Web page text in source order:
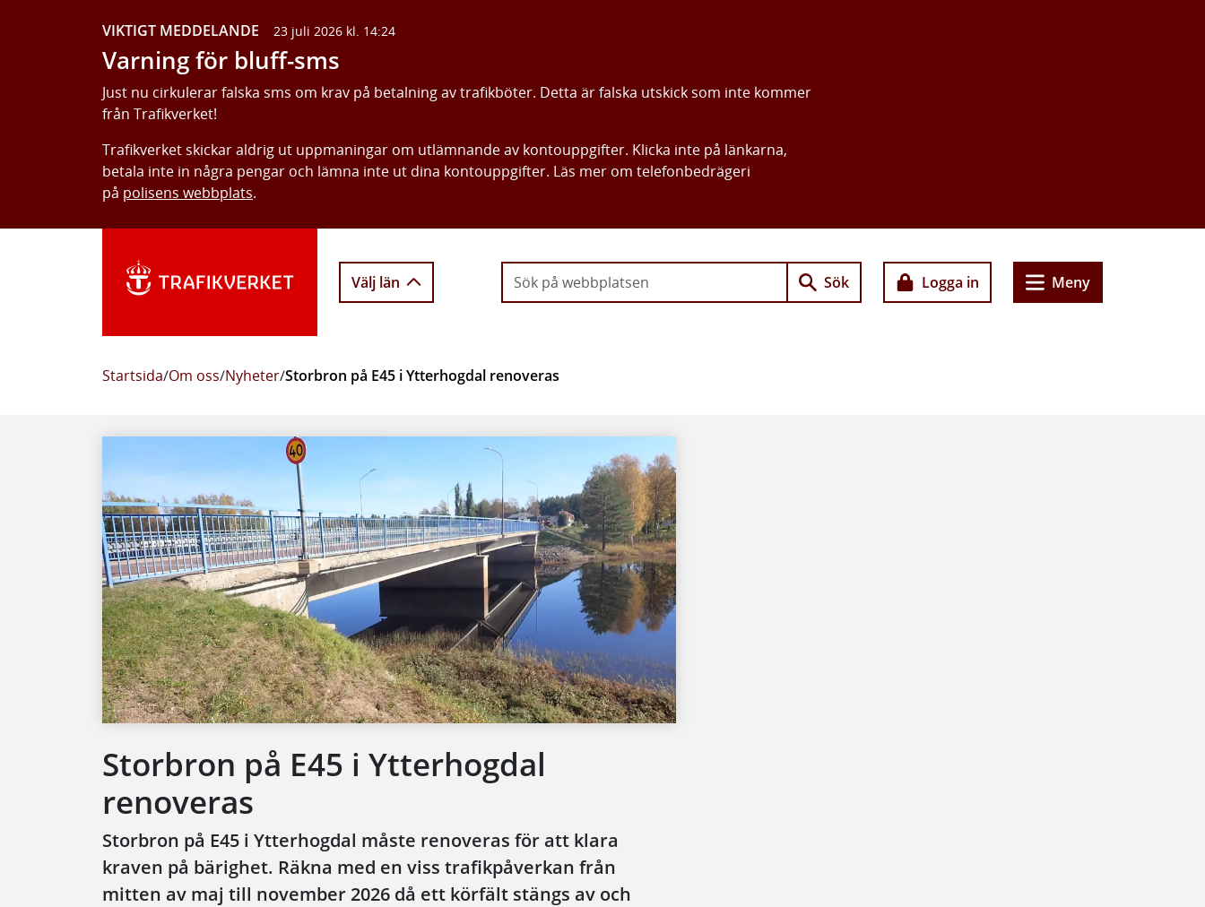
VIKTIGT MEDDELANDE 23 juli 2026 kl. 14:24
Varning för bluff-sms
Just nu cirkulerar falska sms om krav på betalning av trafikböter. Detta är falska utskick som inte kommer
från Trafikverket!
Trafikverket skickar aldrig ut uppmaningar om utlämnande av kontouppgifter. Klicka inte på länkarna,
betala inte in några pengar och lämna inte ut dina kontouppgifter. Läs mer om telefonbedrägeri
på polisens webbplats.
Välj län Sök Logga in Meny
Startsida/Om oss/Nyheter/Storbron på E45 i Ytterhogdal renoveras
Storbron på E45 i Ytterhogdal
renoveras
Storbron på E45 i Ytterhogdal måste renoveras för att klara
kraven på bärighet. Räkna med en viss trafikpåverkan från
mitten av maj till november 2026 då ett körfält stängs av och